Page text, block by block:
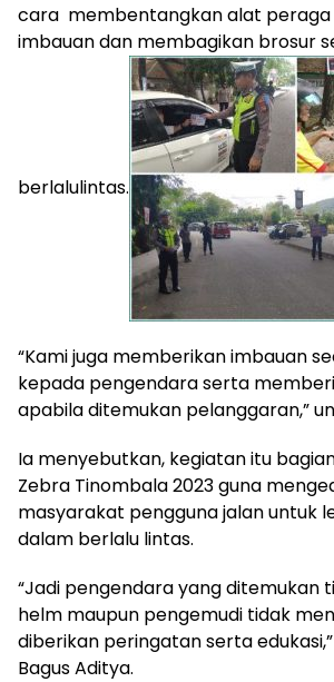
cara membentangkan alat peraga
imbauan dan membagikan brosur
berlalulintas.
“Kami juga memberikan imbauan
kepada pengendara serta
apabila ditemukan pelanggaran,”
Ia menyebutkan, kegiatan itu
Zebra Tinombala 2023 guna
masyarakat pengguna jalan untuk
dalam berlalu lintas.
“Jadi pengendara yang ditemukan
helm maupun pengemudi tidak
diberikan peringatan serta
Bagus Aditya.